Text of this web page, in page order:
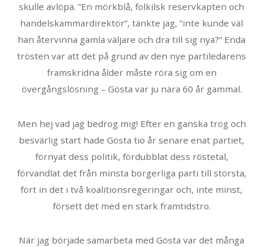
skulle avlöpa. ”En mörkblå, folkilsk reservkapten och
handelskammardirektör”, tänkte jag, ”inte kunde väl
han återvinna gamla väljare och dra till sig nya?” Enda
trösten var att det på grund av den nye partiledarens
framskridna ålder måste röra sig om en
övergångslösning – Gösta var ju nära 60 år gammal.
Men hej vad jag bedrog mig! Efter en ganska trög och
besvärlig start hade Gösta tio år senare enat partiet,
förnyat dess politik, fördubblat dess röstetal,
förvandlat det från minsta borgerliga parti till största,
fört in det i två koalitionsregeringar och, inte minst,
försett det med en stark framtidstro.
När jag började samarbeta med Gösta var det många